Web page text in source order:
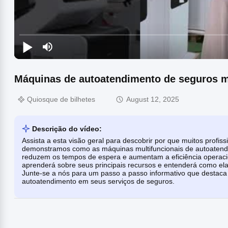
Máquinas de autoatendimento de seguros
Quiosque de bilhetes August 12, 2025
Descrição do vídeo:
Assista a esta visão geral para descobrir por que muitos
demonstramos como as máquinas multifuncionais de
reduzem os tempos de espera e aumentam a eficiência
aprenderá sobre seus principais recursos e entenderá como
Junte-se a nós para um passo a passo informativo que
autoatendimento em seus serviços de seguros.